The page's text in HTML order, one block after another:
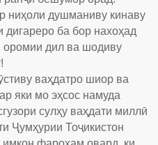
ниҳоли душманиву кинаву
дигареро ба бор нахоҳад
оромии дил ва шодиву
ваҳдатро шиор ва
яки мо эҳсос намуда
сулҳу ваҳдати миллӣ
Ҷумҳурии Тоҷикистон